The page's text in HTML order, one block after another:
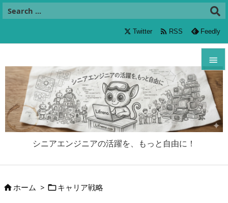
シニアエンジニアの活躍を、もっと自由に！


メニュ

サイド

Twitter  RSS Feedly
ホーム > キャリア戦略